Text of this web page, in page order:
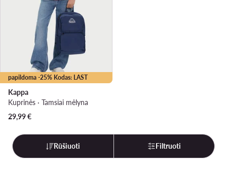
papildoma -25% Kodas: LAST
Kappa
Kuprinės · Tamsiai mėlyna
29,99€
Rūšiuoti Filtruoti